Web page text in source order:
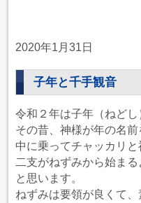
2020年1月31日
子年と千手観音
令和２年は子年（ねどし
その昔、神様が年の名
中に乗ってチャッカリ
二支がねずみから始ま
と思います。
ねずみは要領が良くて